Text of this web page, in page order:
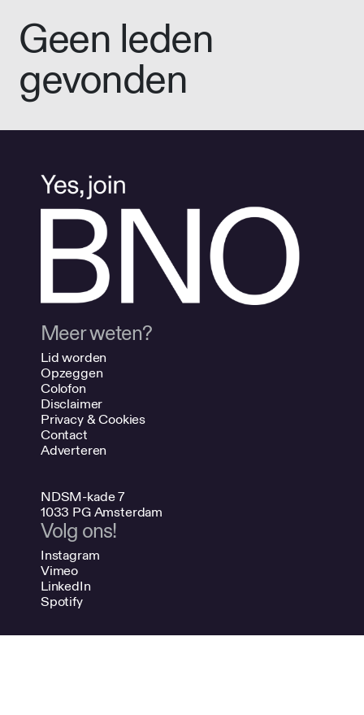
Geen leden
gevonden
Meer weten?
Lid worden
Opzeggen
Colofon
Disclaimer
Privacy & Cookies
Contact
Adverteren
NDSM-kade 7
1033 PG Amsterdam
Volg ons!
Instagram
Vimeo
LinkedIn
Spotify